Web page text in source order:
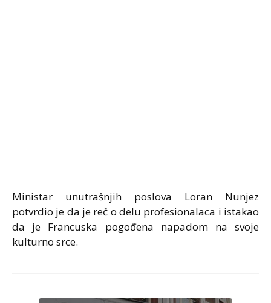
Ministar unutrašnjih poslova Loran Nunjez
potvrdio je da je reč o delu profesionalaca i istakao
da je Francuska pogođena napadom na svoje
kulturno srce.